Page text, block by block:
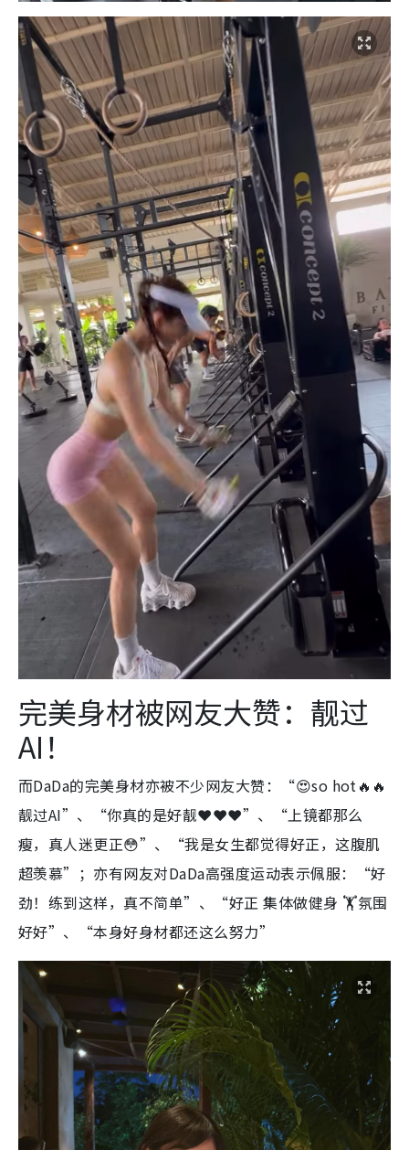
完美身材被网友大赞：靓过
AI！
而DaDa的完美身材亦被不少网友大赞：“😍so hot🔥🔥
靓过AI”、“你真的是好靓❤️❤️❤️”、“上镜都那么
瘦，真人迷更正😳”、“我是女生都觉得好正，这腹肌
超羡慕”；亦有网友对DaDa高强度运动表示佩服：“好
劲！练到这样，真不简单”、“好正 集体做健身 🏋️氛围
好好”、“本身好身材都还这么努力”